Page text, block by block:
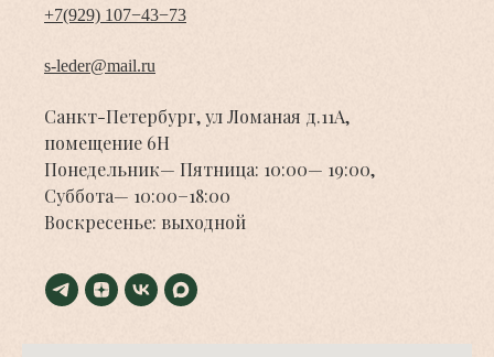
+7(929) 107−43−73
s-leder@mail.ru
Санкт-Петербург, ул Ломаная д.11А,
помещение 6Н
Понедельник— Пятница: 10:00— 19:00,
Суббота— 10:00−18:00
Воскресенье: выходной